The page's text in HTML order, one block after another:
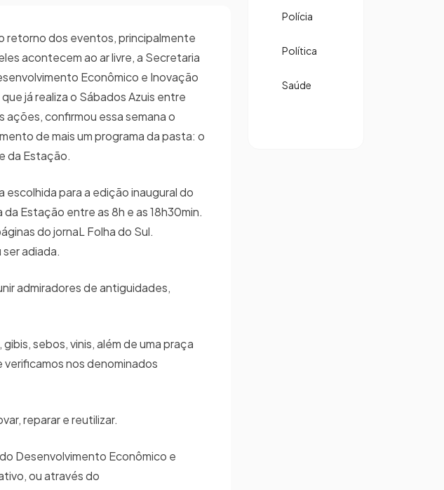
retorno dos eventos, principalmente
acontecem ao ar livre, a Secretaria
Econômico e Inovação
que já realiza o Sábados Azuis entre
ações, confirmou essa semana o
de mais um programa da pasta: o
da Estação.
escolhida para a edição inaugural do
Estação entre as 8h e as 18h30min.
do jornaL Folha do Sul.
adiada.
admiradores de antiguidades,
sebos, vinis, além de uma praça
nos denominados
reparar e reutilizar.
Desenvolvimento Econômico e
ou através do
Polícia
Política
Saúde